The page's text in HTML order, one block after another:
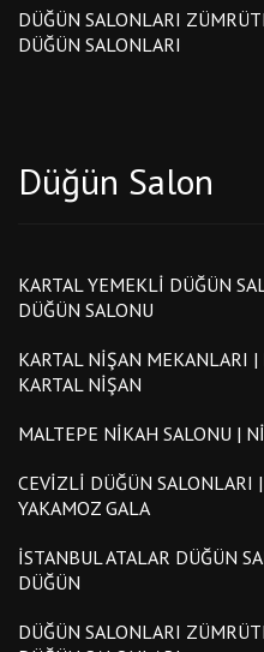
DÜĞÜN SALONLARI
DÜĞÜN SALONLARI
Düğün Salon
KARTAL YEMEKLI DÜĞÜN
DÜĞÜN SALONU
KARTAL NIŞAN MEKANLARI
KARTAL NIŞAN
MALTEPE NIKAH SALONU |
CEVIZLI DÜĞÜN SALONLARI
YAKAMOZ GALA
İSTANBUL ATALAR DÜĞÜN
DÜĞÜN
DÜĞÜN SALONLARI